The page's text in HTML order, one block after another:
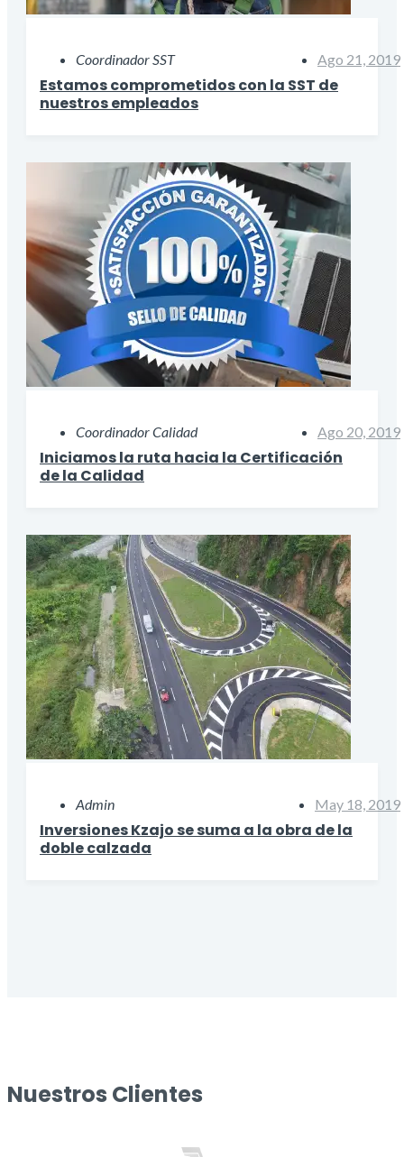
Coordinador SST Ago 21, 2019
Estamos comprometidos con la SST de
nuestros empleados
Coordinador Calidad Ago 20, 2019
Iniciamos la ruta hacia la Certificación
de la Calidad
Admin May 18, 2019
Inversiones Kzajo se suma a la obra de la
doble calzada
Nuestros Clientes